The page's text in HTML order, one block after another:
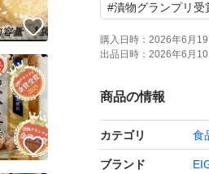
まずは、そのまま
お肉料理と味噌と
細かく刻んだ生姜
肉と炒めたりして
#漬物グランプリ受
購入日時： 2026年6月
出品日時： 2026年6月
商品の情報
カテゴリ 食
ブランド
いいね！
いいね！